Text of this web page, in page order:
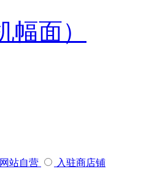
山特
印机
幅面）
网站自营 入驻商店铺